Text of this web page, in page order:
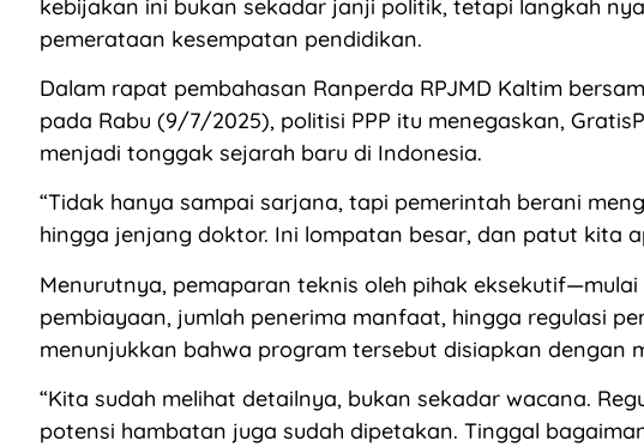
kebijakan ini bukan sekadar janji politik, tetapi langkah
pemerataan kesempatan pendidikan.
Dalam rapat pembahasan Ranperda RPJMD Kaltim
pada Rabu (9/7/2025), politisi PPP itu menegaskan,
menjadi tonggak sejarah baru di Indonesia.
“Tidak hanya sampai sarjana, tapi pemerintah berani
hingga jenjang doktor. Ini lompatan besar, dan patut kita
Menurutnya, pemaparan teknis oleh pihak
pembiayaan, jumlah penerima manfaat, hingga regulasi
menunjukkan bahwa program tersebut disiapkan dengan
“Kita sudah melihat detailnya, bukan sekadar wacana.
potensi hambatan juga sudah dipetakan. Tinggal